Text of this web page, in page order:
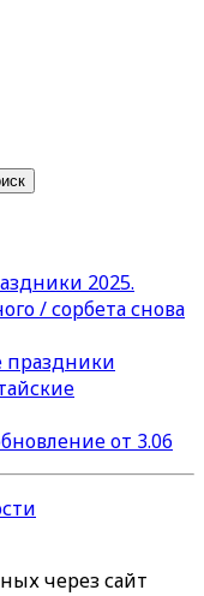
2025.
/ сорбета снова
праздники
от 3.06
через сайт